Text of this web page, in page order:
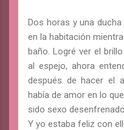
Dos horas y una
en la habitación
baño. Logré ver el
al espejo, ahora
después de hacer el
había de amor en lo
sido sexo
Y yo estaba feliz con